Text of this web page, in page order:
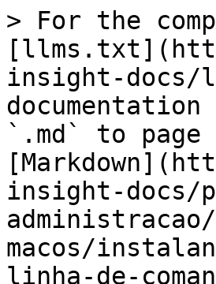
> For the
insight-docs/
`.md` to
insight-docs/
macos/
linha-de-